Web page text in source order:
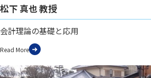
松下 真也 教授
会計理論の基礎と応用
Read More